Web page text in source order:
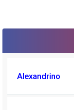
Alexandrino